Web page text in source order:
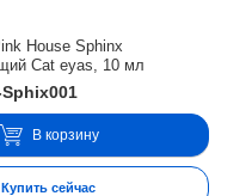
House Sphinx
Cat eyas, 10 мл
В корзину
Купить сейчас